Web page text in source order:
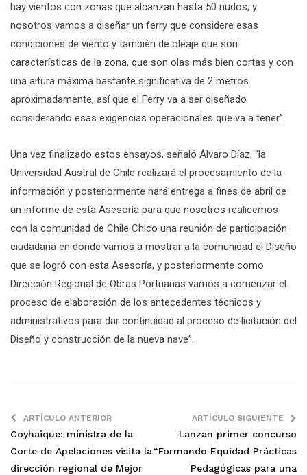
hay vientos con zonas que alcanzan hasta 50 nudos, y
nosotros vamos a diseñar un ferry que considere esas
condiciones de viento y también de oleaje que son
características de la zona, que son olas más bien cortas y con
una altura máxima bastante significativa de 2 metros
aproximadamente, así que el Ferry va a ser diseñado
considerando esas exigencias operacionales que va a tener”.
Una vez finalizado estos ensayos, señaló Álvaro Díaz, “la
Universidad Austral de Chile realizará el procesamiento de la
información y posteriormente hará entrega a fines de abril de
un informe de esta Asesoría para que nosotros realicemos
con la comunidad de Chile Chico una reunión de participación
ciudadana en donde vamos a mostrar a la comunidad el Diseño
que se logró con esta Asesoría, y posteriormente como
Dirección Regional de Obras Portuarias vamos a comenzar el
proceso de elaboración de los antecedentes técnicos y
administrativos para dar continuidad al proceso de licitación del
Diseño y construcción de la nueva nave”.
ARTÍCULO ANTERIOR
Coyhaique: ministra de la
Corte de Apelaciones visita la
dirección regional de Mejor
ARTÍCULO SIGUIENTE
Lanzan primer concurso
“Formando Equidad Prácticas
Pedagógicas para una